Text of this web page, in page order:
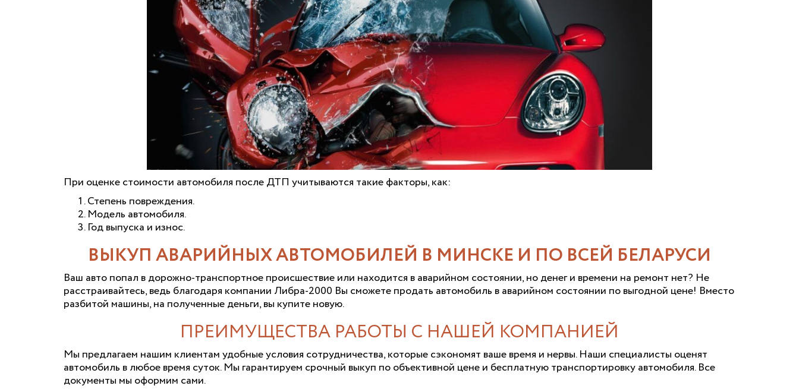
При оценке стоимости автомобиля после ДТП учитываются такие факторы, как:
Степень повреждения.
Модель автомобиля.
Год выпуска и износ.
ВЫКУП АВАРИЙНЫХ АВТОМОБИЛЕЙ В МИНСКЕ И ПО ВСЕЙ БЕЛАРУСИ
Ваш авто попал в дорожно-транспортное происшествие или находится в аварийном состоянии, но денег и времени на ремонт нет? Не
расстраивайтесь, ведь благодаря компании Либра-2000 Вы сможете продать автомобиль в аварийном состоянии по выгодной цене! Вместо
разбитой машины, на полученные деньги, вы купите новую.
ПРЕИМУЩЕСТВА РАБОТЫ С НАШЕЙ КОМПАНИЕЙ
Мы предлагаем нашим клиентам удобные условия сотрудничества, которые сэкономят ваше время и нервы. Наши специалисты оценят
автомобиль в любое время суток. Мы гарантируем срочный выкуп по объективной цене и бесплатную транспортировку автомобиля. Все
документы мы оформим сами.